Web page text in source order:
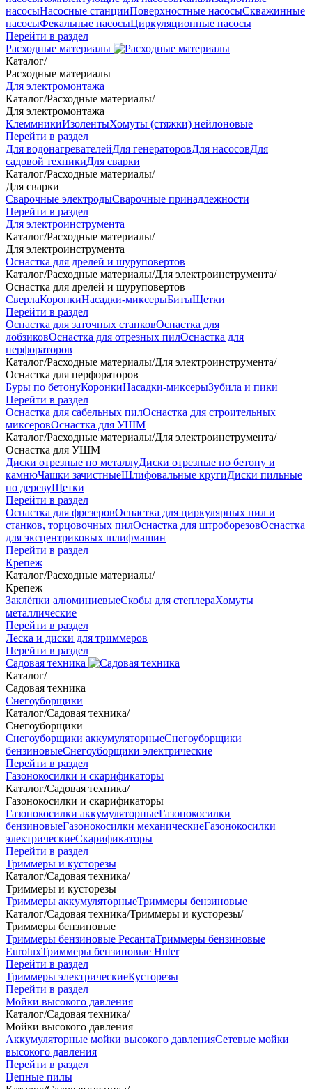
насосыНасосные станцииПоверхностные насосыСкважинные
насосыФекальные насосыЦиркуляционные насосы
Перейти в раздел
Расходные материалы
Каталог/
Расходные материалы
Для электромонтажа
Каталог/Расходные материалы/
Для электромонтажа
КлеммникиИзолентыХомуты (стяжки) нейлоновые
Перейти в раздел
Для водонагревателейДля генераторовДля насосовДля
садовой техникиДля сварки
Каталог/Расходные материалы/
Для сварки
Сварочные электродыСварочные принадлежности
Перейти в раздел
Для электроинструмента
Каталог/Расходные материалы/
Для электроинструмента
Оснастка для дрелей и шуруповертов
Каталог/Расходные материалы/Для электроинструмента/
Оснастка для дрелей и шуруповертов
СверлаКоронкиНасадки-миксерыБитыЩетки
Перейти в раздел
Оснастка для заточных станковОснастка для
лобзиковОснастка для отрезных пилОснастка для
перфораторов
Каталог/Расходные материалы/Для электроинструмента/
Оснастка для перфораторов
Буры по бетонуКоронкиНасадки-миксерыЗубила и пики
Перейти в раздел
Оснастка для сабельных пилОснастка для строительных
миксеровОснастка для УШМ
Каталог/Расходные материалы/Для электроинструмента/
Оснастка для УШМ
Диски отрезные по металлуДиски отрезные по бетону и
камнюЧашки зачистныеШлифовальные кругиДиски пильные
по деревуЩетки
Перейти в раздел
Оснастка для фрезеровОснастка для циркулярных пил и
станков, торцовочных пилОснастка для штроборезовОснастка
для эксцентриковых шлифмашин
Перейти в раздел
Крепеж
Каталог/Расходные материалы/
Крепеж
Заклёпки алюминиевыеСкобы для степлераХомуты
металлические
Перейти в раздел
Леска и диски для триммеров
Перейти в раздел
Садовая техника
Каталог/
Садовая техника
Снегоуборщики
Каталог/Садовая техника/
Снегоуборщики
Снегоуборщики аккумуляторныеСнегоуборщики
бензиновыеСнегоуборщики электрические
Перейти в раздел
Газонокосилки и скарификаторы
Каталог/Садовая техника/
Газонокосилки и скарификаторы
Газонокосилки аккумуляторныеГазонокосилки
бензиновыеГазонокосилки механическиеГазонокосилки
электрическиеСкарификаторы
Перейти в раздел
Триммеры и кусторезы
Каталог/Садовая техника/
Триммеры и кусторезы
Триммеры аккумуляторныеТриммеры бензиновые
Каталог/Садовая техника/Триммеры и кусторезы/
Триммеры бензиновые
Триммеры бензиновые РесантаТриммеры бензиновые
EuroluxТриммеры бензиновые Huter
Перейти в раздел
Триммеры электрическиеКусторезы
Перейти в раздел
Мойки высокого давления
Каталог/Садовая техника/
Мойки высокого давления
Аккумуляторные мойки высокого давленияСетевые мойки
высокого давления
Перейти в раздел
Цепные пилы